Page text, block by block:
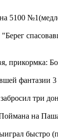
5100
прикормка:
фантазии
три
на
быстро